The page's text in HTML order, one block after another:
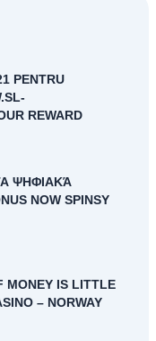
PENTRU
REWARD
ΨΗΦΙΑΚΆ
NOW SPINSY
MONEY IS LITTLE
– NORWAY